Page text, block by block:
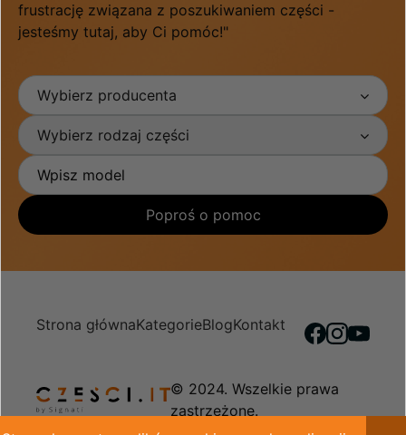
frustrację związana z poszukiwaniem części -
jesteśmy tutaj, aby Ci pomóc!"
Wybierz producenta
Wybierz rodzaj części
Poproś o pomoc
Strona głównaKategorieBlogKontakt
© 2024. Wszelkie prawa
zastrzeżone.